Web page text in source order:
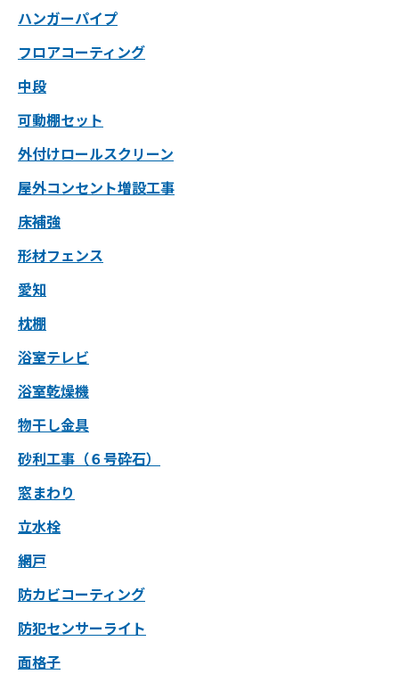
ハンガーパイプ
フロアコーティング
中段
可動棚セット
外付けロールスクリーン
屋外コンセント増設工事
床補強
形材フェンス
愛知
枕棚
浴室テレビ
浴室乾燥機
物干し金具
砂利工事（６号砕石）
窓まわり
立水栓
網戸
防カビコーティング
防犯センサーライト
面格子